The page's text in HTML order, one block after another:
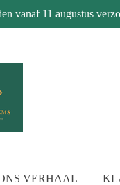
vanaf 11 augustus
VERHAAL